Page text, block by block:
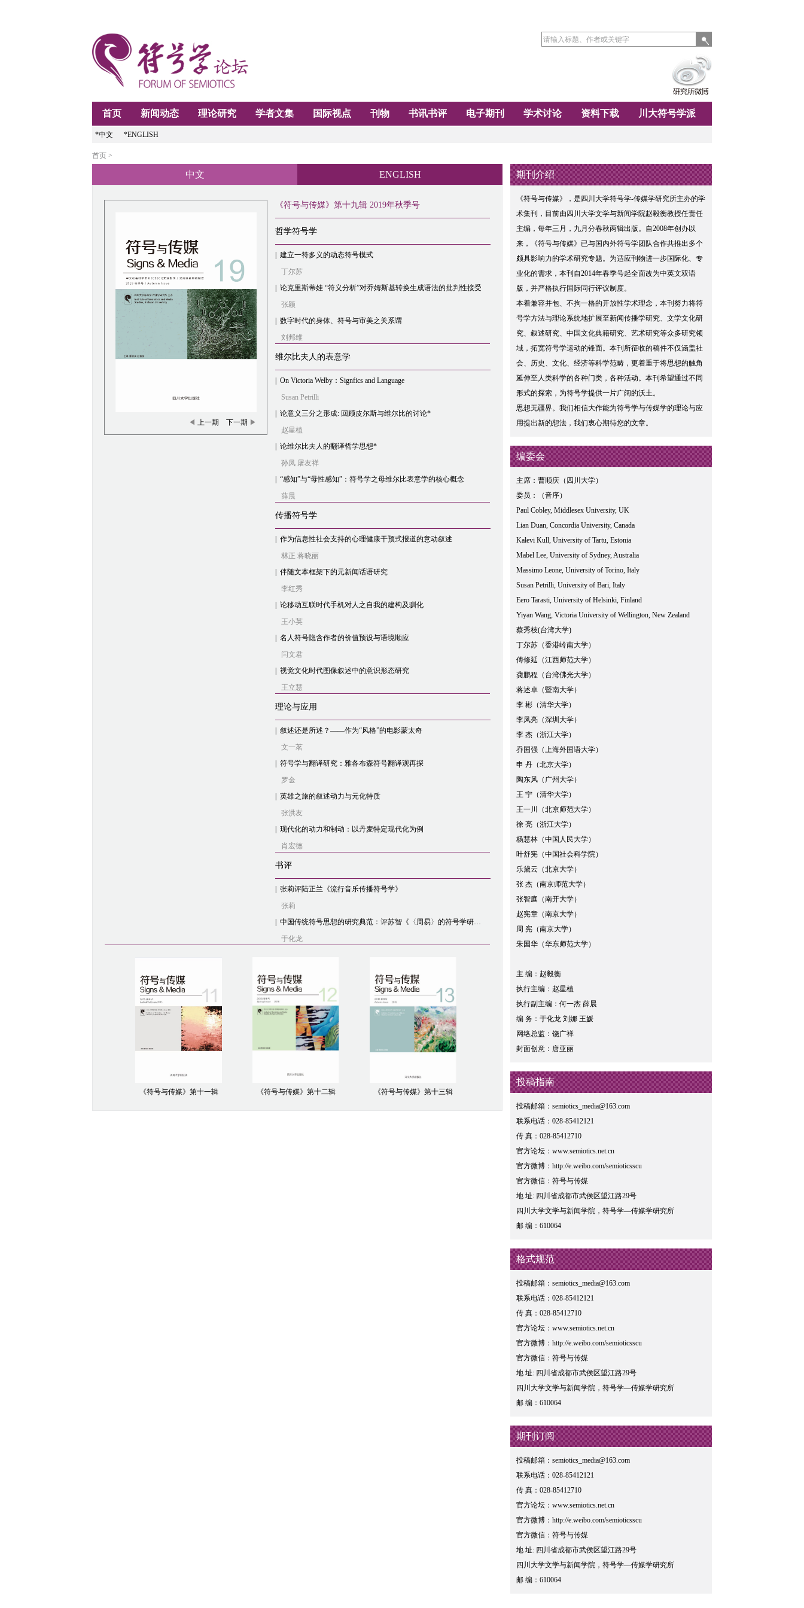
首页 新闻动态 理论研究 学者文集 国际视点 刊物 书讯书评 电子期刊 学术讨论 资料下载 川大符号学派
*中文 *ENGLISH
首页 >
中文 ENGLISH
◀ 上一期 下一期 ▶
《符号与传媒》第十九辑 2019年秋季号
哲学符号学
建立一符多义的动态符号模式
丁尔苏
论克里斯蒂娃 “符义分析”对乔姆斯基转换生成语法的批判性接受
张颖
数字时代的身体、符号与审美之关系谓
刘邦维
维尔比夫人的表意学
On Victoria Welby：Signfics and Language
Susan Petrilli
论意义三分之形成: 回顾皮尔斯与维尔比的讨论*
赵星植
论维尔比夫人的翻译哲学思想*
孙凤 屠友祥
“感知”与“母性感知”：符号学之母维尔比表意学的核心概念
薛晨
传播符号学
作为信息性社会支持的心理健康干预式报道的意动叙述
林正 蒋晓丽
伴随文本框架下的元新闻话语研究
李红秀
论移动互联时代手机对人之自我的建构及驯化
王小英
名人符号隐含作者的价值预设与语境顺应
闫文君
视觉文化时代图像叙述中的意识形态研究
王立慧
理论与应用
叙述还是所述？——作为“风格”的电影蒙太奇
文一茗
符号学与翻译研究：雅各布森符号翻译观再探
罗金
英雄之旅的叙述动力与元化特质
张洪友
现代化的动力和制动：以丹麦特定现代化为例
肖宏德
书评
张莉评陆正兰《流行音乐传播符号学》
张莉
中国传统符号思想的研究典范：评苏智《〈周易〉的符号学研究》
于化龙
《符号与传媒》第十一辑 《符号与传媒》第十二辑 《符号与传媒》第十三辑
期刊介绍
《符号与传媒》，是四川大学符号学-传媒学研究所主办的学
术集刊，目前由四川大学文学与新闻学院赵毅衡教授任责任
主编，每年三月，九月分春秋两辑出版。自2008年创办以
来，《符号与传媒》已与国内外符号学团队合作共推出多个
颇具影响力的学术研究专题。为适应刊物进一步国际化、专
业化的需求，本刊自2014年春季号起全面改为中英文双语
版，并严格执行国际同行评议制度。
本着兼容并包、不拘一格的开放性学术理念，本刊努力将符
号学方法与理论系统地扩展至新闻传播学研究、文学文化研
究、叙述研究、中国文化典籍研究、艺术研究等众多研究领
域，拓宽符号学运动的锋面。本刊所征收的稿件不仅涵盖社
会、历史、文化、经济等科学范畴，更着重于将思想的触角
延伸至人类科学的各种门类，各种活动。本刊希望通过不同
形式的探索，为符号学提供一片广阔的沃土。
思想无疆界。我们相信大作能为符号学与传媒学的理论与应
用提出新的想法，我们衷心期待您的文章。
编委会
主席：曹顺庆（四川大学）
委员：（音序）
Paul Cobley, Middlesex University, UK
Lian Duan, Concordia University, Canada
Kalevi Kull, University of Tartu, Estonia
Mabel Lee, University of Sydney, Australia
Massimo Leone, University of Torino, Italy
Susan Petrilli, University of Bari, Italy
Eero Tarasti, University of Helsinki, Finland
Yiyan Wang, Victoria University of Wellington, New Zealand
蔡秀枝(台湾大学)
丁尔苏（香港岭南大学）
傅修延（江西师范大学）
龚鹏程（台湾佛光大学）
蒋述卓（暨南大学）
李 彬（清华大学）
李凤亮（深圳大学）
李 杰（浙江大学）
乔国强（上海外国语大学）
申 丹（北京大学）
陶东风（广州大学）
王 宁（清华大学）
王一川（北京师范大学）
徐 亮（浙江大学）
杨慧林（中国人民大学）
叶舒宪（中国社会科学院）
乐黛云（北京大学）
张 杰（南京师范大学）
张智庭（南开大学）
赵宪章（南京大学）
周 宪（南京大学）
朱国华（华东师范大学）
主 编：赵毅衡
执行主编：赵星植
执行副主编：何一杰 薛晨
编 务：于化龙 刘娜 王媛
网络总监：饶广祥
封面创意：唐亚丽
投稿指南
投稿邮箱：semiotics_media@163.com
联系电话：028-85412121
传 真：028-85412710
官方论坛：www.semiotics.net.cn
官方微博：http://e.weibo.com/semioticsscu
官方微信：符号与传媒
地 址: 四川省成都市武侯区望江路29号
四川大学文学与新闻学院，符号学—传媒学研究所
邮 编：610064
格式规范
投稿邮箱：semiotics_media@163.com
联系电话：028-85412121
传 真：028-85412710
官方论坛：www.semiotics.net.cn
官方微博：http://e.weibo.com/semioticsscu
官方微信：符号与传媒
地 址: 四川省成都市武侯区望江路29号
四川大学文学与新闻学院，符号学—传媒学研究所
邮 编：610064
期刊订阅
投稿邮箱：semiotics_media@163.com
联系电话：028-85412121
传 真：028-85412710
官方论坛：www.semiotics.net.cn
官方微博：http://e.weibo.com/semioticsscu
官方微信：符号与传媒
地 址: 四川省成都市武侯区望江路29号
四川大学文学与新闻学院，符号学—传媒学研究所
邮 编：610064